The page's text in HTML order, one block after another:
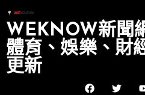
WEKNOW新聞
體育、娛樂、財
更新